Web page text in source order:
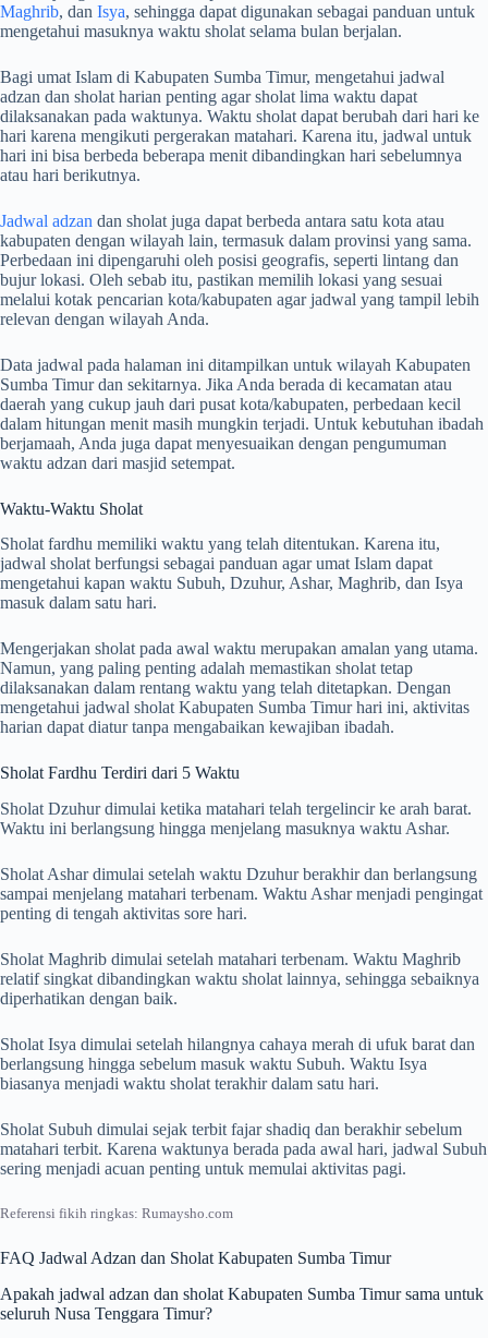
Maghrib, dan Isya, sehingga dapat digunakan sebagai panduan untuk
mengetahui masuknya waktu sholat selama bulan berjalan.
Bagi umat Islam di Kabupaten Sumba Timur, mengetahui jadwal
adzan dan sholat harian penting agar sholat lima waktu dapat
dilaksanakan pada waktunya. Waktu sholat dapat berubah dari hari ke
hari karena mengikuti pergerakan matahari. Karena itu, jadwal untuk
hari ini bisa berbeda beberapa menit dibandingkan hari sebelumnya
atau hari berikutnya.
Jadwal adzan dan sholat juga dapat berbeda antara satu kota atau
kabupaten dengan wilayah lain, termasuk dalam provinsi yang sama.
Perbedaan ini dipengaruhi oleh posisi geografis, seperti lintang dan
bujur lokasi. Oleh sebab itu, pastikan memilih lokasi yang sesuai
melalui kotak pencarian kota/kabupaten agar jadwal yang tampil lebih
relevan dengan wilayah Anda.
Data jadwal pada halaman ini ditampilkan untuk wilayah Kabupaten
Sumba Timur dan sekitarnya. Jika Anda berada di kecamatan atau
daerah yang cukup jauh dari pusat kota/kabupaten, perbedaan kecil
dalam hitungan menit masih mungkin terjadi. Untuk kebutuhan ibadah
berjamaah, Anda juga dapat menyesuaikan dengan pengumuman
waktu adzan dari masjid setempat.
Waktu-Waktu Sholat
Sholat fardhu memiliki waktu yang telah ditentukan. Karena itu,
jadwal sholat berfungsi sebagai panduan agar umat Islam dapat
mengetahui kapan waktu Subuh, Dzuhur, Ashar, Maghrib, dan Isya
masuk dalam satu hari.
Mengerjakan sholat pada awal waktu merupakan amalan yang utama.
Namun, yang paling penting adalah memastikan sholat tetap
dilaksanakan dalam rentang waktu yang telah ditetapkan. Dengan
mengetahui jadwal sholat Kabupaten Sumba Timur hari ini, aktivitas
harian dapat diatur tanpa mengabaikan kewajiban ibadah.
Sholat Fardhu Terdiri dari 5 Waktu
Sholat Dzuhur dimulai ketika matahari telah tergelincir ke arah barat.
Waktu ini berlangsung hingga menjelang masuknya waktu Ashar.
Sholat Ashar dimulai setelah waktu Dzuhur berakhir dan berlangsung
sampai menjelang matahari terbenam. Waktu Ashar menjadi pengingat
penting di tengah aktivitas sore hari.
Sholat Maghrib dimulai setelah matahari terbenam. Waktu Maghrib
relatif singkat dibandingkan waktu sholat lainnya, sehingga sebaiknya
diperhatikan dengan baik.
Sholat Isya dimulai setelah hilangnya cahaya merah di ufuk barat dan
berlangsung hingga sebelum masuk waktu Subuh. Waktu Isya
biasanya menjadi waktu sholat terakhir dalam satu hari.
Sholat Subuh dimulai sejak terbit fajar shadiq dan berakhir sebelum
matahari terbit. Karena waktunya berada pada awal hari, jadwal Subuh
sering menjadi acuan penting untuk memulai aktivitas pagi.
Referensi fikih ringkas: Rumaysho.com
FAQ Jadwal Adzan dan Sholat Kabupaten Sumba Timur
Apakah jadwal adzan dan sholat Kabupaten Sumba Timur sama untuk
seluruh Nusa Tenggara Timur?